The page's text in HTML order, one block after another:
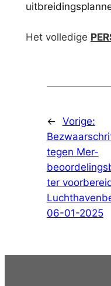
Het volledige
← Vorige:
tegen Mer-
ter
06-01-2025